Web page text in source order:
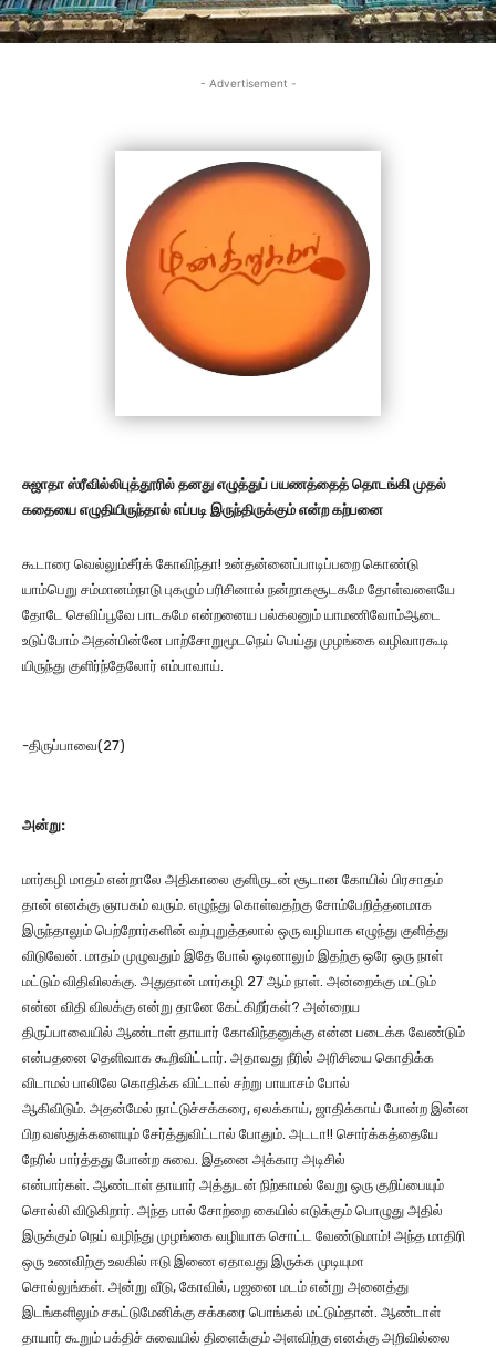
- Advertisement -
சுஜாதா ஸ்ரீவில்லிபுத்தூரில் தனது எழுத்துப் பயணத்தைத் தொடங்கி முதல்
கதையை எழுதியிருந்தால் எப்படி இருந்திருக்கும் என்ற கற்பனை
கூடாரை வெல்லும்சீர்க் கோவிந்தா! உன்தன்னைப்பாடிப்பறை கொண்டு
யாம்பெறு சம்மானம்நாடு புகழும் பரிசினால் நன்றாகசூடகமே தோள்வளையே
தோடே செவிப்பூவே பாடகமே என்றனைய பல்கலனும் யாமணிவோம்ஆடை
உடுப்போம் அதன்பின்னே பாற்சோறுமூடநெய் பெய்து முழங்கை வழிவாரகூடி
யிருந்து குளிர்ந்தேலோர் எம்பாவாய்.
-திருப்பாவை(27)
அன்று:
மார்கழி மாதம் என்றாலே அதிகாலை குளிருடன் சூடான கோயில் பிரசாதம்
தான் எனக்கு ஞாபகம் வரும். எழுந்து கொள்வதற்கு சோம்பேறித்தனமாக
இருந்தாலும் பெற்றோர்களின் வற்புறுத்தலால் ஒரு வழியாக எழுந்து குளித்து
விடுவேன். மாதம் முழுவதும் இதே போல் ஓடினாலும் இதற்கு ஒரே ஒரு நாள்
மட்டும் விதிவிலக்கு. அதுதான் மார்கழி 27 ஆம் நாள். அன்றைக்கு மட்டும்
என்ன விதி விலக்கு என்று தானே கேட்கிறீர்கள்? அன்றைய
திருப்பாவையில் ஆண்டாள் தாயார் கோவிந்தனுக்கு என்ன படைக்க வேண்டும்
என்பதனை தெளிவாக கூறிவிட்டார். அதாவது நீரில் அரிசியை கொதிக்க
விடாமல் பாலிலே கொதிக்க விட்டால் சற்று பாயாசம் போல்
ஆகிவிடும். அதன்மேல் நாட்டுச்சக்கரை, ஏலக்காய், ஜாதிக்காய் போன்ற இன்ன
பிற வஸ்துக்களையும் சேர்த்துவிட்டால் போதும். அடடா!! சொர்க்கத்தையே
நேரில் பார்த்தது போன்ற சுவை. இதனை அக்கார அடிசில்
என்பார்கள். ஆண்டாள் தாயார் அத்துடன் நிற்காமல் வேறு ஒரு குறிப்பையும்
சொல்லி விடுகிறார். அந்த பால் சோற்றை கையில் எடுக்கும் பொழுது அதில்
இருக்கும் நெய் வழிந்து முழங்கை வழியாக சொட்ட வேண்டுமாம்! அந்த மாதிரி
ஒரு உணவிற்கு உலகில் ஈடு இணை ஏதாவது இருக்க முடியுமா
சொல்லுங்கள். அன்று வீடு, கோவில், பஜனை மடம் என்று அனைத்து
இடங்களிலும் சகட்டுமேனிக்கு சக்கரை பொங்கல் மட்டும்தான். ஆண்டாள்
தாயார் கூறும் பக்திச் சுவையில் திளைக்கும் அளவிற்கு எனக்கு அறிவில்லை